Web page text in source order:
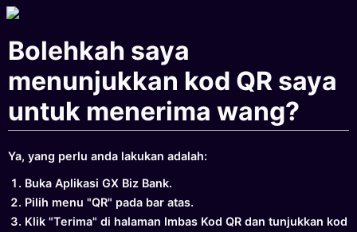
Bolehkah saya
menunjukkan kod QR saya
untuk menerima wang?
Ya, yang perlu anda lakukan adalah:
Buka Aplikasi GX Biz Bank.
Pilih menu "QR" pada bar atas.
Klik "Terima" di halaman Imbas Kod QR dan tunjukkan kod